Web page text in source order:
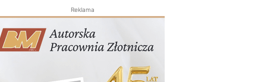
Reklama